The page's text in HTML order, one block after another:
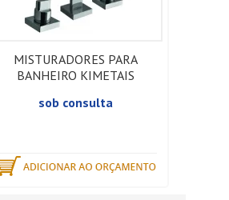
MISTURADORES PARA
BANHEIRO KIMETAIS
sob consulta